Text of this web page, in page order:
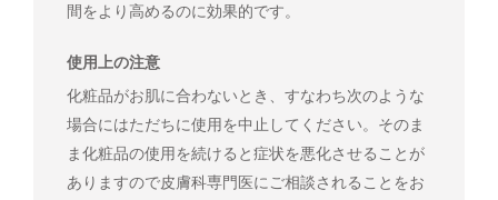
間をより高めるのに効果的です。
使用上の注意
化粧品がお肌に合わないとき、すなわち次のような
場合にはただちに使用を中止してください。そのま
ま化粧品の使用を続けると症状を悪化させることが
ありますので皮膚科専門医にご相談されることをお